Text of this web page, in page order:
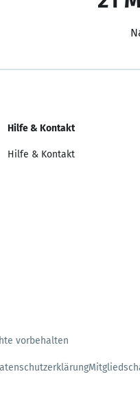
Hilfe & Kontakt
Hilfe & Kontakt
vorbehalten